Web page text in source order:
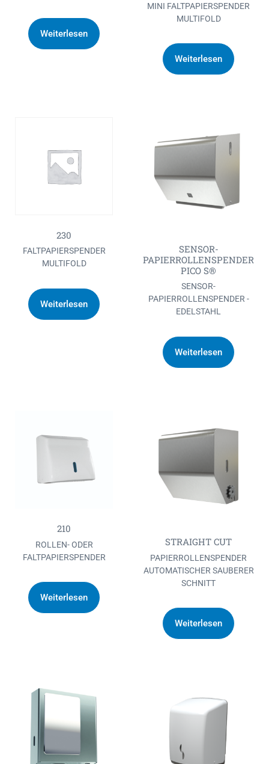
Weiterlesen
MINI FALTPAPIERSPENDER
MULTIFOLD
Weiterlesen
230
FALTPAPIERSPENDER
MULTIFOLD
Weiterlesen
SENSOR-
PAPIERROLLENSPENDER
PICO S®
SENSOR-
PAPIERROLLENSPENDER -
EDELSTAHL
Weiterlesen
210
ROLLEN- ODER
FALTPAPIERSPENDER
Weiterlesen
STRAIGHT CUT
PAPIERROLLENSPENDER
AUTOMATISCHER SAUBERER
SCHNITT
Weiterlesen